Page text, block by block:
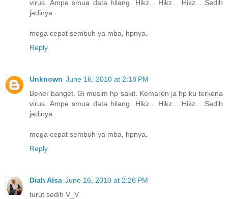
virus. Ampe smua data hilang. Hikz... Hikz... Hikz... Sedih
jadinya.
moga cepat sembuh ya mba, hpnya.
Reply
Unknown June 16, 2010 at 2:18 PM
Bener banget. Gi musim hp sakit. Kemaren ja hp ku terkena
virus. Ampe smua data hilang. Hikz... Hikz... Hikz... Sedih
jadinya.
moga cepat sembuh ya mba, hpnya.
Reply
Diah Alsa June 16, 2010 at 2:26 PM
turut sedih V_V